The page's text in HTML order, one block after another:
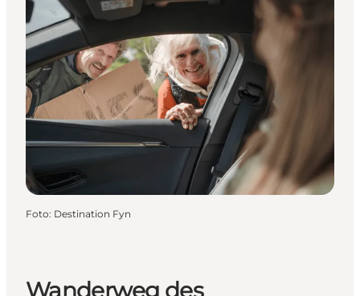
Foto: Destination Fyn